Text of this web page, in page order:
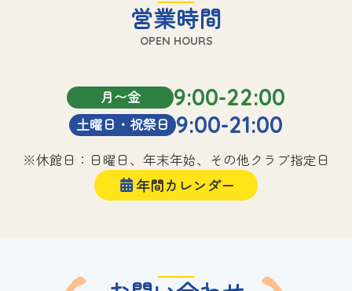
営業時間
OPEN HOURS
月〜金 9:00-22:00
土曜日・祝祭日 9:00-21:00
※休館日：日曜日、年末年始、その他クラブ指定日
年間カレンダー